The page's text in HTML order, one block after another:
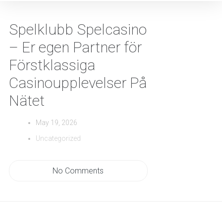
Spelklubb Spelcasino
– Er egen Partner för
Förstklassiga
Casinoupplevelser På
Nätet
May 19, 2026
Uncategorized
No Comments